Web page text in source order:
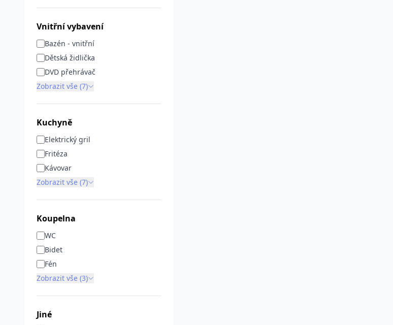
Vnitřní vybavení
Bazén - vnitřní
Dětská židlička
DVD přehrávač
Zobrazit vše (7)
Kuchyně
Elektrický gril
Fritéza
Kávovar
Zobrazit vše (7)
Koupelna
WC
Bidet
Fén
Zobrazit vše (3)
Jiné